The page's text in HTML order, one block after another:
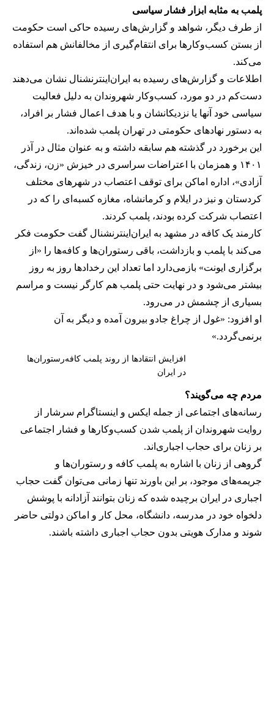
پلمب به مثابه ابزار فشار سیاسی
از طرف دیگر، شواهد و گزارش‌های رسیده حاکی است حکومت
از بستن کسب‌وکارها برای انتقام‌گیری از مخالفانش هم استفاده
می‌کند.
اطلاعات و گزارش‌های رسیده به ایران‌اینترنشنال نشان می‌دهند
دست‌کم در دو مورد، کسب‌وکار شهروندان به دلیل فعالیت
سیاسی خود آنها یا نزدیکانشان و با هدف اعمال فشار بر افراد،
به دستور نهادهای حکومتی در تهران پلمب شده‌اند.
این برخورد در گذشته هم سابقه داشته و به عنوان مثال در آذر
۱۴۰۱ و همزمان با اعتراضات سراسری در خیزش «زن، زندگی،
آزادی»، اداره اماکن برای توقف اعتصاب در شهرهای مختلف
کردستان و نیز در ایلام و کرمانشاه، مغازه کسبه‌ای را که در
اعتصاب شرکت کرده بودند، پلمب کردند.
کارمند یک کافه در مشهد به ایران‌اینترنشنال گفت حکومت فکر
می‌کند با پلمب و بازداشت، باقی رستوران‌ها و کافه‌ها را «از
برگزاری ایونت» بازمی‌دارد اما تعداد این رخدادها روز به روز
بیشتر می‌شود و در نهایت حتی پلمب هم کارگر نیست و مراسم
بسیاری از چشمش در می‌رود.
او افزود: «غول از چراغ جادو بیرون آمده و دیگر به آن
برنمی‎‌گردد.»
افزایش انتقادها از روند پلمب کافه‌رستوران‌ها
در ایران
مردم چه می‌گویند؟
رسانه‎‌های اجتماعی از جمله ایکس و اینستاگرام سرشار از
روایت شهروندان از پلمب شدن کسب‌وکارها و فشار اجتماعی
بر زنان برای حجاب اجباری‌اند.
گروهی از زنان با اشاره به پلمب کافه و رستوران‌ها و
جریمه‌های موجود، بر این باورند تنها زمانی می‌توان گفت حجاب
اجباری در ایران برچیده شده که زنان بتوانند آزادانه با پوشش
دلخواه خود در مدرسه، دانشگاه، محل کار و اماکن دولتی حاضر
شوند و مدارک هویتی بدون حجاب اجباری داشته باشند.